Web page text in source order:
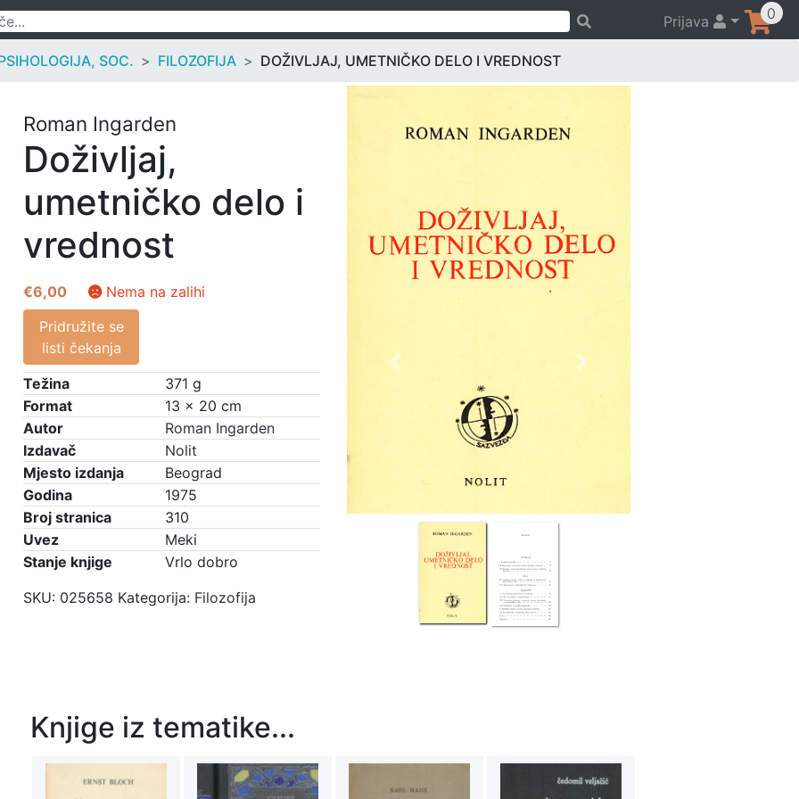
Prijava 0
SOC. FILOZOFIJA DOŽIVLJAJ, UMETNIČKO DELO I VREDNOST
Roman Ingarden
Doživljaj,
umetničko delo i
vrednost
€6,00
Nema na zalihi
Pridružite se
listi čekanja
Težina
371 g
Format
13 × 20 cm
Autor
Roman Ingarden
Izdavač
Nolit
Mjesto izdanja
Beograd
Godina
1975
Broj stranica
310
Uvez
Meki
Stanje knjige
Vrlo dobro
SKU: 025658 Kategorija: Filozofija
Previous Next
Knjige iz tematike...